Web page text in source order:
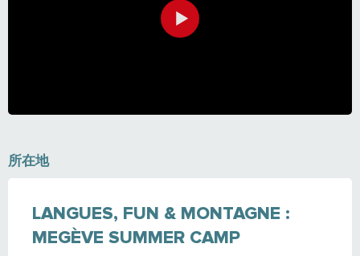
所在地
LANGUES, FUN & MONTAGNE :
MEGÈVE SUMMER CAMP